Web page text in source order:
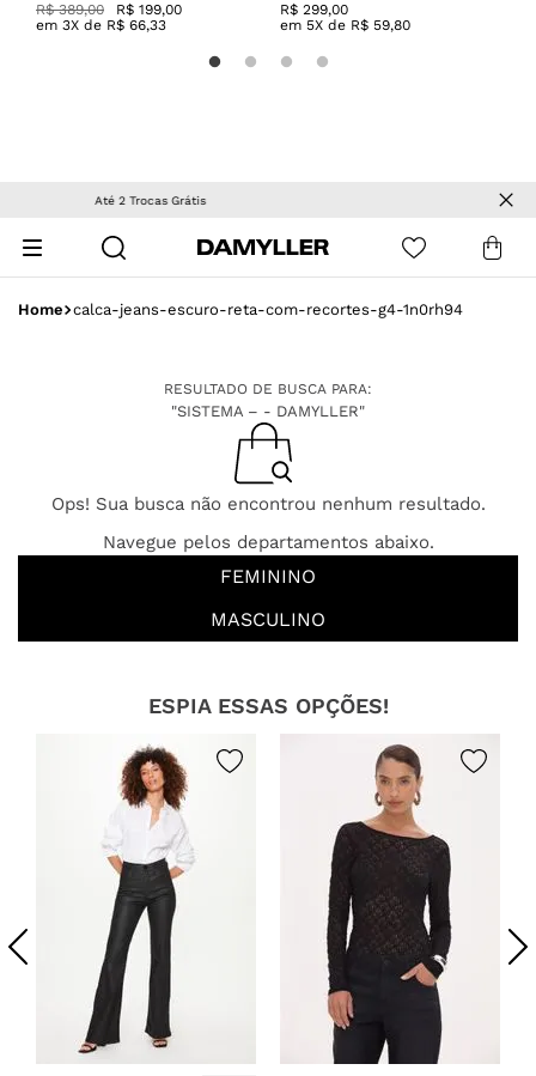
R$ 389,00
R$ 199,00
em 3X de R$ 66,33
R$ 299,00
em 5X de R$ 59,80
OUTLET| Peças com descontos especiais!
calca-jeans-escuro-reta-com-recortes-g4-1n0rh94
RESULTADO DE BUSCA PARA:
"SISTEMA – - DAMYLLER"
Ops! Sua busca não encontrou nenhum resultado.
Navegue pelos departamentos abaixo.
FEMININO
MASCULINO
ESPIA ESSAS OPÇÕES!